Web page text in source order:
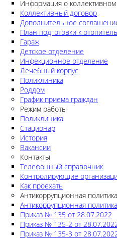
Информация о
Коллективный договор
Дополнительное
План подготовки к
Гараж
Детское отделение
Инфекционное отделение
Лечебный корпус
Поликлиника
Роддом
График приема граждан
Режим работы
Поликлиника
Стационар
История
Вакансии
Контакты
Телефонный справочник
Контролирующие
Как проехать
Антикоррупционная политика
Антикоррупционная
Приказ № 135 от 28.07.2022
Приказ № 135-2 от
Приказ № 135-3 от